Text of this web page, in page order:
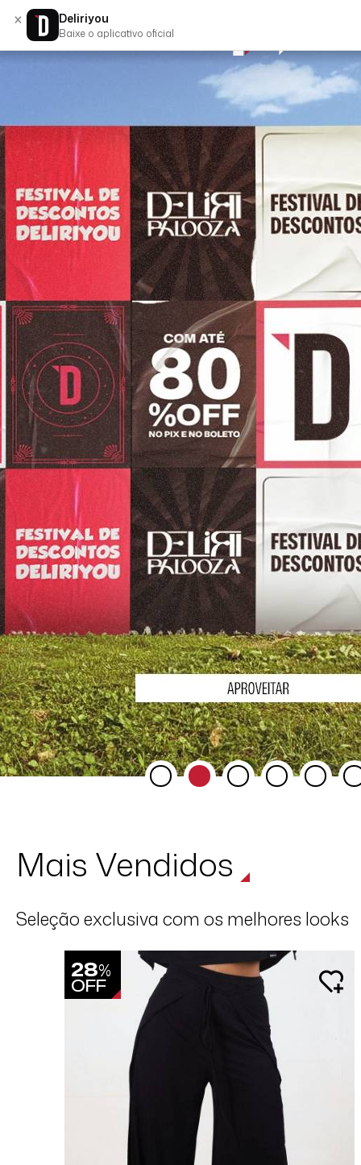
Mais Vendidos
Seleção exclusiva com os melhores looks
28%
OFF
× Deliriyou
Baixe o aplicativo oficial